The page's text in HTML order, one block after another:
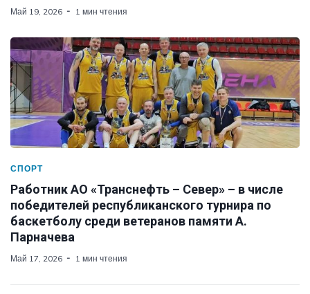
Май 19, 2026 1 мин чтения
СПОРТ
Работник АО «Транснефть – Север» – в числе
победителей республиканского турнира по
баскетболу среди ветеранов памяти А.
Парначева
Май 17, 2026 1 мин чтения